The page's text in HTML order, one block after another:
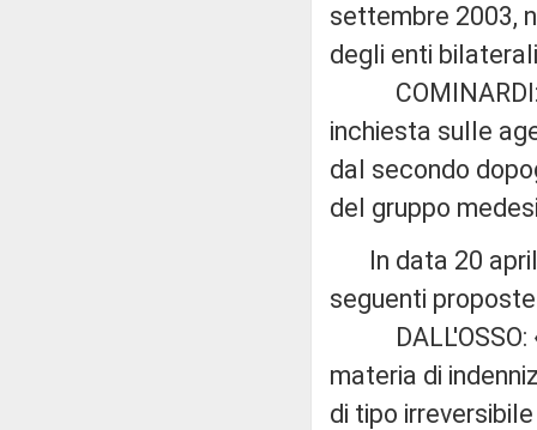
settembre 2003,
degli enti
COMINARDI:
inchiesta sulle
dal secondo
del gruppo
In data 20
seguenti
DALL'OSSO:
materia di
di tipo